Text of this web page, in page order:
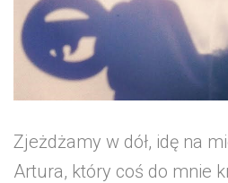
Zjeżdżamy w dół, idę na
Artura, który coś do mnie